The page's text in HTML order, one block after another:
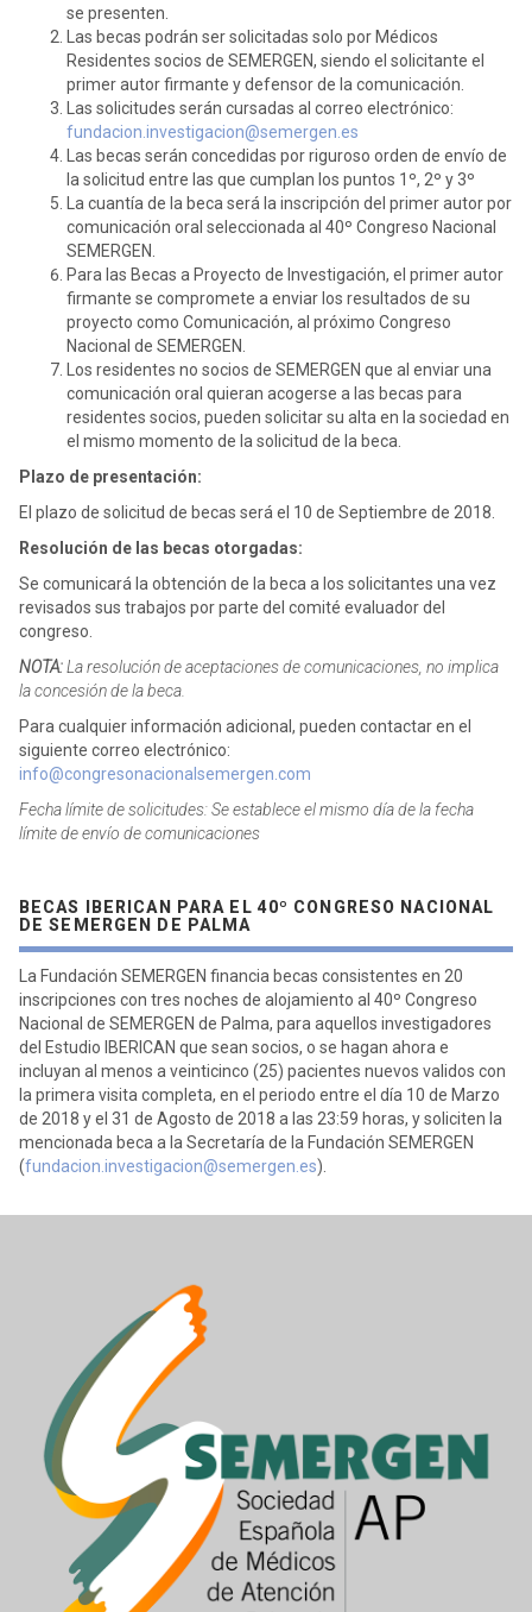
se presenten.
Las becas podrán ser solicitadas solo por Médicos
Residentes socios de SEMERGEN, siendo el solicitante el
primer autor firmante y defensor de la comunicación.
Las solicitudes serán cursadas al correo electrónico:
fundacion.investigacion@semergen.es
Las becas serán concedidas por riguroso orden de envío de
la solicitud entre las que cumplan los puntos 1º, 2º y 3º
La cuantía de la beca será la inscripción del primer autor por
comunicación oral seleccionada al 40º Congreso Nacional
SEMERGEN.
Para las Becas a Proyecto de Investigación, el primer autor
firmante se compromete a enviar los resultados de su
proyecto como Comunicación, al próximo Congreso
Nacional de SEMERGEN.
Los residentes no socios de SEMERGEN que al enviar una
comunicación oral quieran acogerse a las becas para
residentes socios, pueden solicitar su alta en la sociedad en
el mismo momento de la solicitud de la beca.
Plazo de presentación:
El plazo de solicitud de becas será el 10 de Septiembre de 2018.
Resolución de las becas otorgadas:
Se comunicará la obtención de la beca a los solicitantes una vez
revisados sus trabajos por parte del comité evaluador del
congreso.
NOTA:La resolución de aceptaciones de comunicaciones, no implica
la concesión de la beca.
Para cualquier información adicional, pueden contactar en el
siguiente correo electrónico:
info@congresonacionalsemergen.com
Fecha límite de solicitudes: Se establece el mismo día de la fecha
límite de envío de comunicaciones
BECAS IBERICAN PARA EL 40º CONGRESO NACIONAL
DE SEMERGEN DE PALMA
La Fundación SEMERGEN financia becas consistentes en 20
inscripciones con tres noches de alojamiento al 40º Congreso
Nacional de SEMERGEN de Palma, para aquellos investigadores
del Estudio IBERICAN que sean socios, o se hagan ahora e
incluyan al menos a veinticinco (25) pacientes nuevos validos con
la primera visita completa, en el periodo entre el día 10 de Marzo
de 2018 y el 31 de Agosto de 2018 a las 23:59 horas, y soliciten la
mencionada beca a la Secretaría de la Fundación SEMERGEN
(fundacion.investigacion@semergen.es).